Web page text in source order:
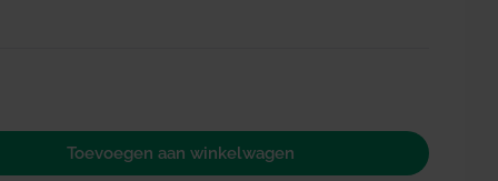
voor TePe Interdentale ragers Original blauw
verhogen voor TePe Interdentale ragers Original
Toevoegen aan winkelwagen